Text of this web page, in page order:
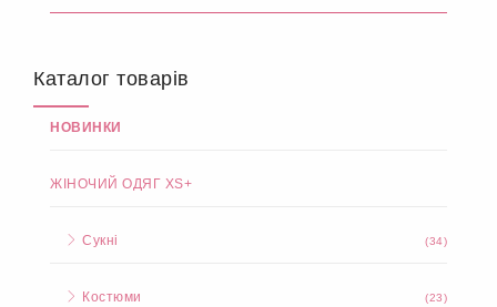
Каталог товарів
НОВИНКИ
ЖІНОЧИЙ ОДЯГ XS+
Сукні (34)
Костюми (23)